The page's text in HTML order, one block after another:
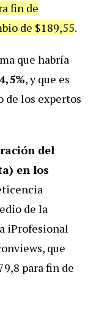
fin de
de $189,55.
que habría
, y que es
de los expertos
del
en los
de la
iProfesional
que
para fin de